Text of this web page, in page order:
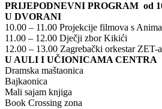
PRIJEPODNEVNI PROGRAM od
U DVORANI
10.00 – 11.00 Projekcije filmova s
11.00 – 12.00 Dječji zbor Kikići
12.00 – 13.00 Zagrebački orkestar ZET-a
U AULI I UČIONICAMA CENTRA
Dramska maštaonica
Bajkaonica
Mali sajam knjiga
Book Crossing zona